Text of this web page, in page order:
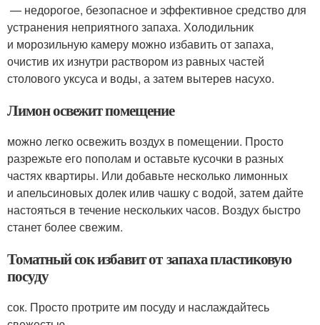
— недорогое, безопасное и эффективное средство для
устранения неприятного запаха. Холодильник
и морозильную камеру можно избавить от запаха,
очистив их изнутри раствором из равных частей
столового уксуса и воды, а затем вытерев насухо.
Лимон освежит помещение
можно легко освежить воздух в помещении. Просто
разрежьте его пополам и оставьте кусочки в разных
частях квартиры. Или добавьте несколько лимонных
и апельсиновых долек илив чашку с водой, затем дайте
настояться в течение нескольких часов. Воздух быстро
станет более свежим.
Томатный сок избавит от запаха пластиковую
посуду
сок. Просто протрите им посуду и наслаждайтесь